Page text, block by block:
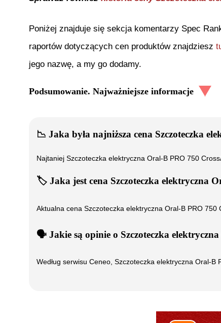
Poniżej znajduje się sekcja komentarzy Spec
raportów dotyczących cen produktów znajdziesz
jego nazwę, a my go dodamy.
Podsumowanie. Najważniejsze informacje
📉 Jaka była najniższa cena Szczoteczka
Najtaniej Szczoteczka elektryczna Oral-B PRO 750
🏷️ Jaka jest cena Szczoteczka elektryczna
Aktualna cena Szczoteczka elektryczna Oral-B PRO 750
🗣️ ️ Jakie są opinie o Szczoteczka
Według serwisu Ceneo, Szczoteczka elektryczna Oral-B